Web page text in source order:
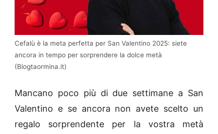
Cefalù è la meta perfetta per San Valentino 2025: siete
ancora in tempo per sorprendere la dolce metà
(Blogtaormina.it)
Mancano poco più di due settimane a San
Valentino e se ancora non avete scelto un
regalo sorprendente per la vostra metà